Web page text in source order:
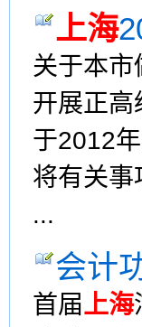
上海
关于本
开展正
于2012
将有关
...
会计
首届上海